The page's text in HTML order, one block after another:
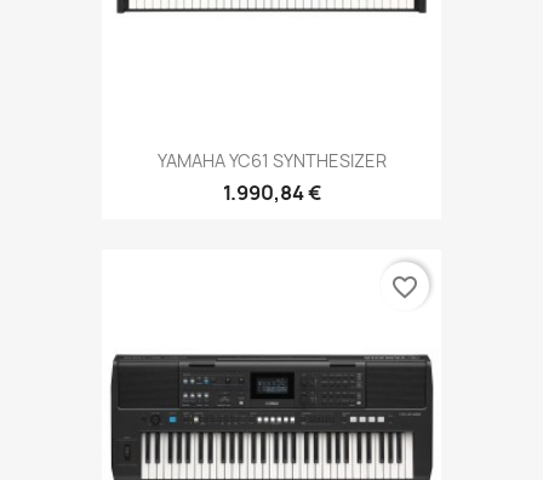
YAMAHA YC61 SYNTHESIZER
1.990,84 €
favorite_border